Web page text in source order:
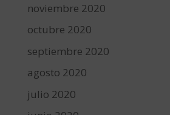
noviembre 2020
octubre 2020
septiembre 2020
agosto 2020
julio 2020